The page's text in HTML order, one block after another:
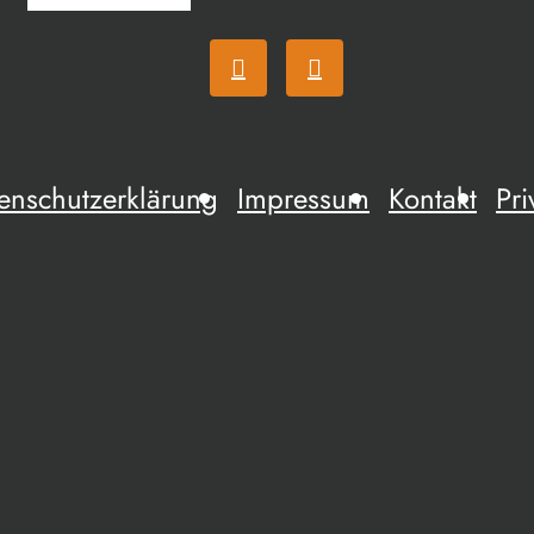
Impressum Kontakt